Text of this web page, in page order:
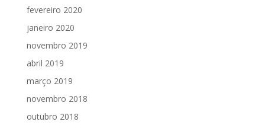
fevereiro 2020
janeiro 2020
novembro 2019
abril 2019
março 2019
novembro 2018
outubro 2018